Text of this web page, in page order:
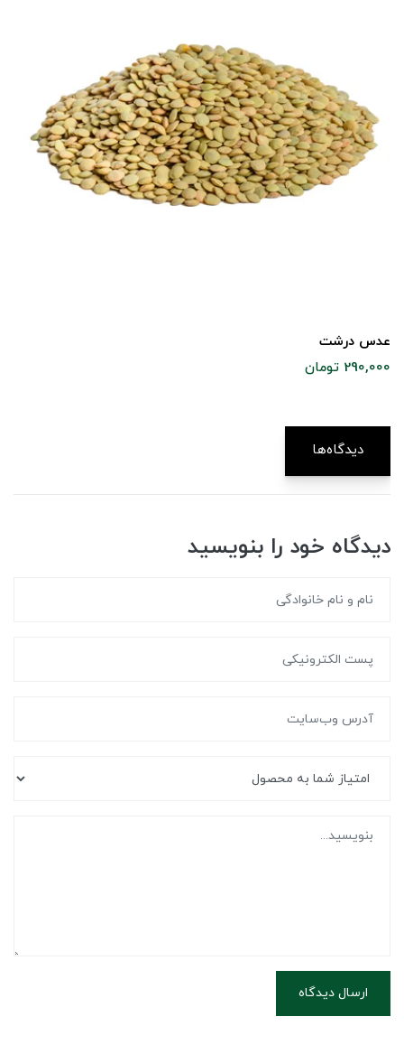
عدس درشت
290,000 تومان
دیدگاه‌ها
دیدگاه خود را بنویسید
ارسال دیدگاه